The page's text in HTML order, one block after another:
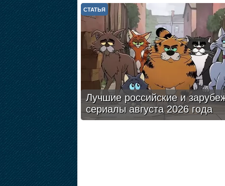
Лучшие российские и
сериалы августа 2026 года
СТАТЬЯ